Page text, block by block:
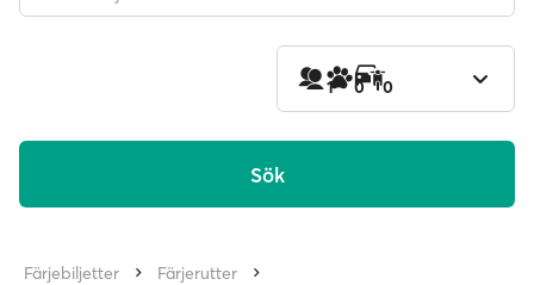
1 0 0
Sök
Färjebiljetter
Färjerutter